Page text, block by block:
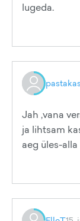
lugeda.
pastakas
Jah ,vana
ja lihtsam
aeg üles-